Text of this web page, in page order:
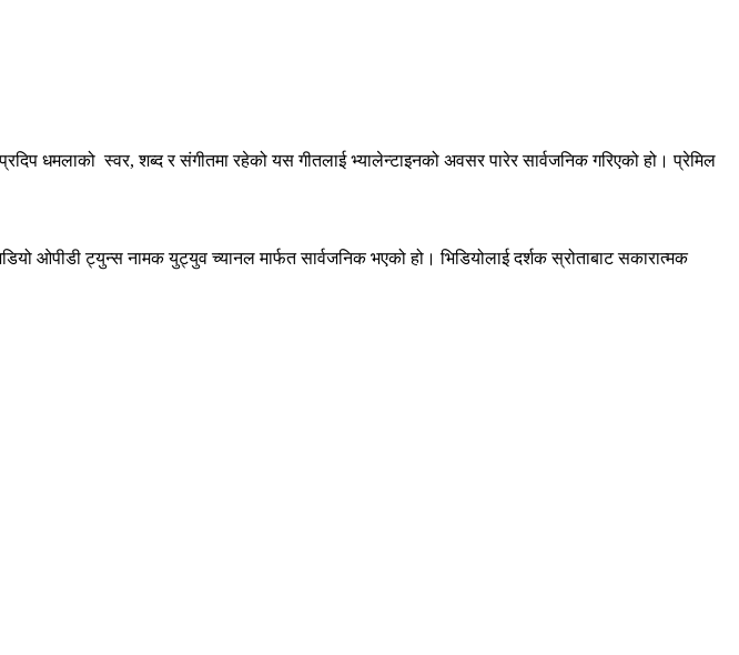
धमलाको स्वर, शब्द र संगीतमा रहेको यस गीतलाई भ्यालेन्टाइनको अवसर पारेर सार्वजनिक गरिएको हो। प्रेमिल
ओपीडी ट्युन्स नामक युट्युव च्यानल मार्फत सार्वजनिक भएको हो। भिडियोलाई दर्शक स्रोताबाट सकारात्मक